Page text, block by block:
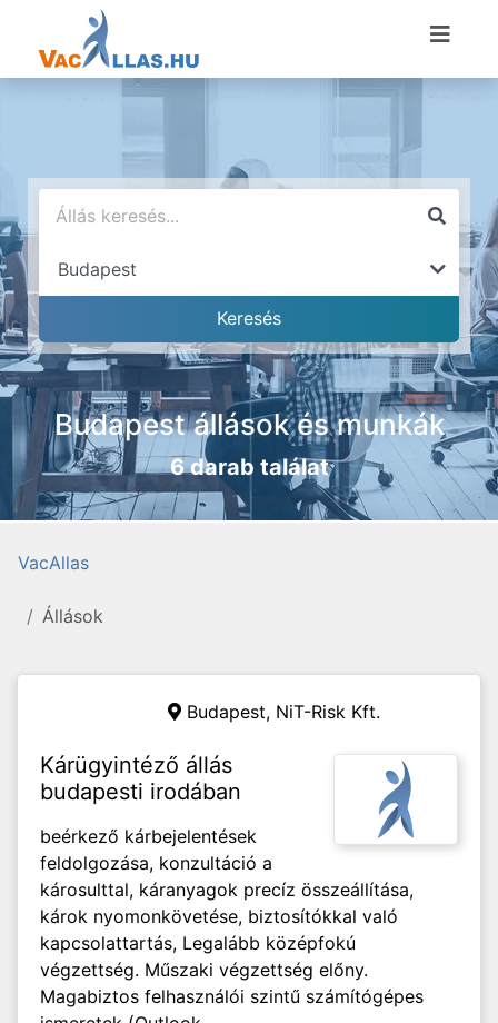
Budapest állások és munkák
6 darab találat
VacAllas
Állások
Budapest, NiT-Risk Kft.
Kárügyintéző állás
budapesti irodában
beérkező kárbejelentések
feldolgozása, konzultáció a
károsulttal, káranyagok precíz összeállítása,
károk nyomonkövetése, biztosítókkal való
kapcsolattartás, Legalább középfokú
végzettség. Műszaki végzettség előny.
Magabiztos felhasználói szintű számítógépes